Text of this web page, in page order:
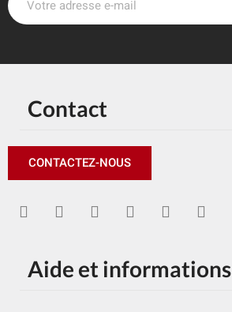
Contact
CONTACTEZ-NOUS
Aide et informations